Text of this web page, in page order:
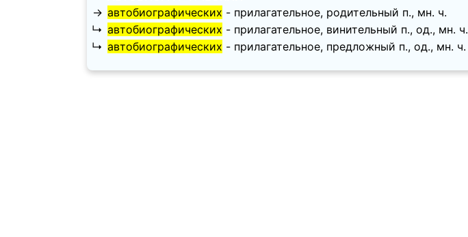
→ автобиографических - прилагательное, родительный п., мн. ч.
↳ автобиографических - прилагательное, винительный п., од., мн. ч.
↳ автобиографических - прилагательное, предложный п., од., мн. ч.